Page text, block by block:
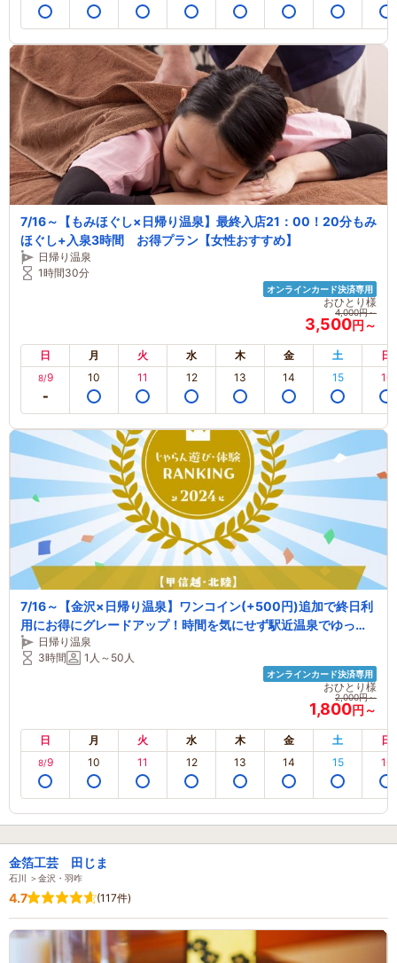
7/16～【もみほぐし×日帰り温泉】最終入店21：00！20分もみ
ほぐし+入泉3時間 お得プラン【女性おすすめ】
日帰り温泉
1時間30分
オンラインカード決済専用
おひとり様
4,000円～
3,500円～
日 月 火 水 木 金 土 日
8/9 10 11 12 13 14 15 16
7/16～【金沢×日帰り温泉】ワンコイン(+500円)追加で終日利
用にお得にグレードアップ！時間を気にせず駅近温泉でゆった
り過ごせる♪
日帰り温泉
3時間
1人～50人
オンラインカード決済専用
おひとり様
2,000円～
1,800円～
日 月 火 水 木 金 土 日
8/9 10 11 12 13 14 15 16
金箔工芸 田じま
石川 ＞金沢・羽咋
4.7 (117件)